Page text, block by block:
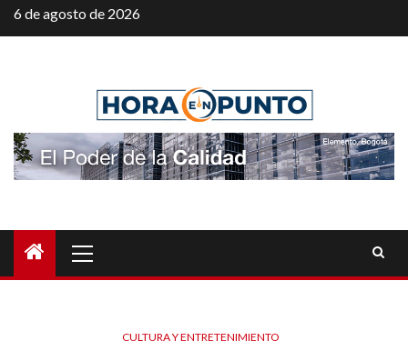
Saltar
al
6 de agosto de 2026
principal
CULTURA Y ENTRETENIMIENTO